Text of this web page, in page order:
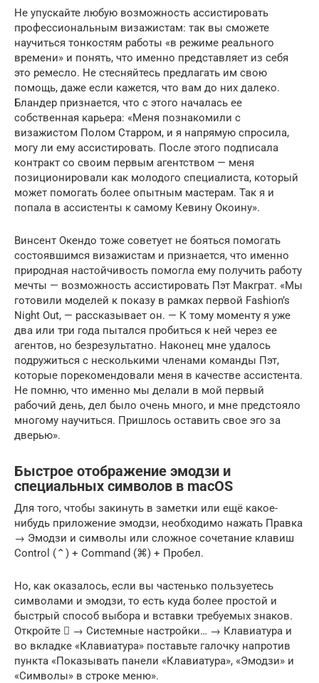
Не упускайте любую возможность ассистировать
профессиональным визажистам: так вы сможете
научиться тонкостям работы «в режиме реального
времени» и понять, что именно представляет из себя
это ремесло. Не стесняйтесь предлагать им свою
помощь, даже если кажется, что вам до них далеко.
Бландер признается, что с этого началась ее
собственная карьера: «Меня познакомили с
визажистом Полом Старром, и я напрямую спросила,
могу ли ему ассистировать. После этого подписала
контракт со своим первым агентством — меня
позиционировали как молодого специалиста, который
может помогать более опытным мастерам. Так я и
попала в ассистенты к самому Кевину Окоину».
Винсент Окендо тоже советует не бояться помогать
состоявшимся визажистам и признается, что именно
природная настойчивость помогла ему получить работу
мечты — возможность ассистировать Пэт Макграт. «Мы
готовили моделей к показу в рамках первой Fashion’s
Night Out, — рассказывает он. — К тому моменту я уже
два или три года пытался пробиться к ней через ее
агентов, но безрезультатно. Наконец мне удалось
подружиться с несколькими членами команды Пэт,
которые порекомендовали меня в качестве ассистента.
Не помню, что именно мы делали в мой первый
рабочий день, дел было очень много, и мне предстояло
многому научиться. Пришлось оставить свое эго за
дверью».
Быстрое отображение эмодзи и
специальных символов в macOS
Для того, чтобы закинуть в заметки или ещё какое-
нибудь приложение эмодзи, необходимо нажать Правка
→ Эмодзи и символы или сложное сочетание клавиш
Control (⌃) + Command (⌘) + Пробел.
Но, как оказалось, если вы частенько пользуетесь
символами и эмодзи, то есть куда более простой и
быстрый способ выбора и вставки требуемых знаков.
Откройте  → Системные настройки… → Клавиатура и
во вкладке «Клавиатура» поставьте галочку напротив
пункта «Показывать панели «Клавиатура», «Эмодзи» и
«Символы» в строке меню».